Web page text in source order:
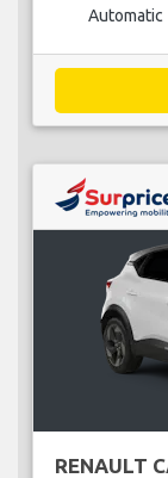
Automatic
RENAULT